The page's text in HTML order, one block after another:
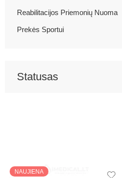
Reabilitacijos Priemonių Nuoma
Prekės Sportui
Statusas
NAUJIENA